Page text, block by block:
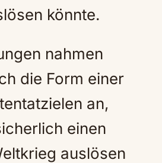
könnte.
nahmen
die Form einer
an,
einen
auslösen